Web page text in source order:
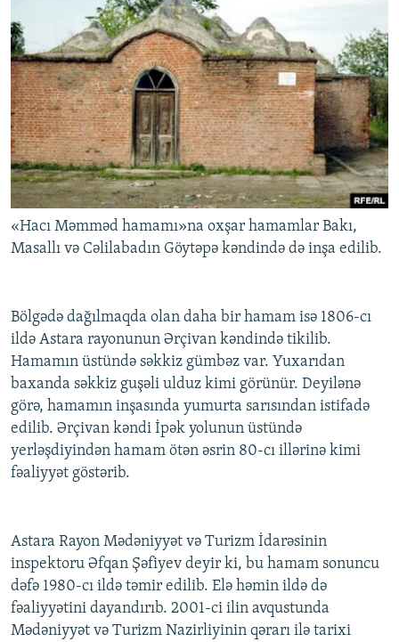
«Hacı Məmməd hamamı»na oxşar hamamlar Bakı,
Masallı və Cəlilabadın Göytəpə kəndində də inşa edilib.
Bölgədə dağılmaqda olan daha bir hamam isə 1806-cı
ildə Astara rayonunun Ərçivan kəndində tikilib.
Hamamın üstündə səkkiz gümbəz var. Yuxarıdan
baxanda səkkiz guşəli ulduz kimi görünür. Deyilənə
görə, hamamın inşasında yumurta sarısından istifadə
edilib. Ərçivan kəndi İpək yolunun üstündə
yerləşdiyindən hamam ötən əsrin 80-cı illərinə kimi
fəaliyyət göstərib.
Astara Rayon Mədəniyyət və Turizm İdarəsinin
inspektoru Əfqan Şəfiyev deyir ki, bu hamam sonuncu
dəfə 1980-cı ildə təmir edilib. Elə həmin ildə də
fəaliyyətini dayandırıb. 2001-ci ilin avqustunda
Mədəniyyət və Turizm Nazirliyinin qərarı ilə tarixi